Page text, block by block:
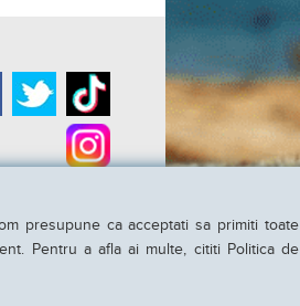
presupune ca acceptati sa primiti toate
Pentru a afla ai multe, cititi Politica de